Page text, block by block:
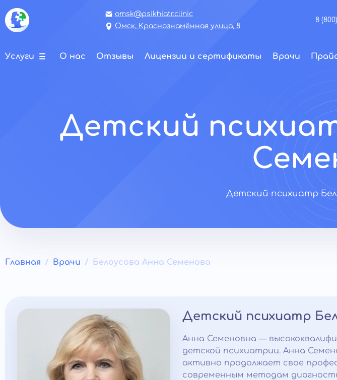
omsk@psikhiatr.clinic
Омск, Краснознамённая улица, 8
8
Услуги О нас Отзывы Лицензии и сертификаты Врачи
Детский
Детский психиатр
Главная Врачи Белоусова Анна Семенова
Детский психиатр
Анна Семеновна —
детской психиатрии. Анна
активно продолжает свое
современным методам